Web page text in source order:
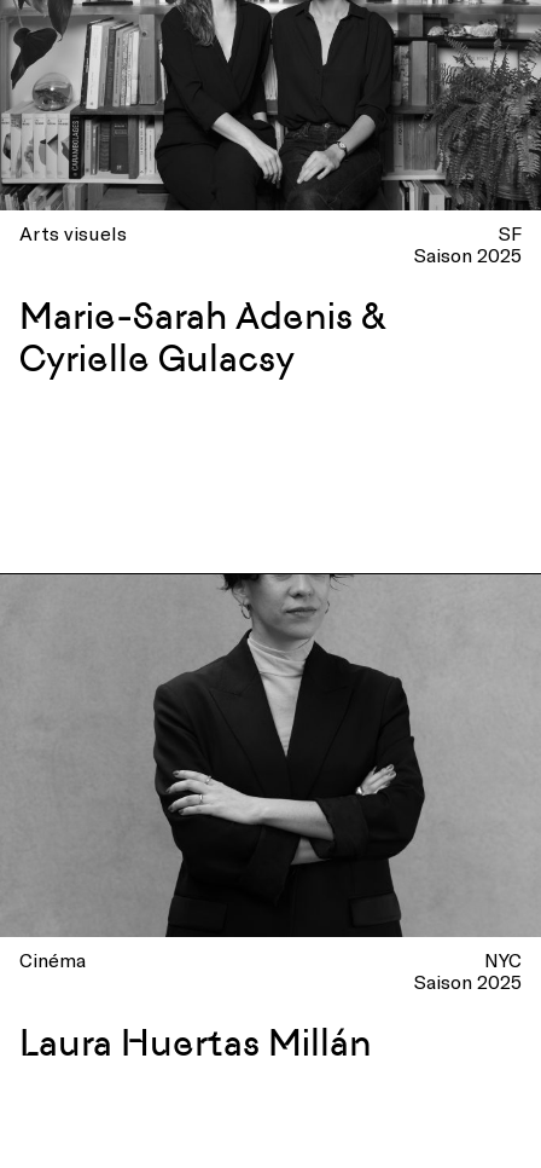
Arts visuels
SF
Saison 2025
Marie-Sarah Adenis &
Cyrielle Gulacsy
Cinéma
NYC
Saison 2025
Laura Huertas Millán